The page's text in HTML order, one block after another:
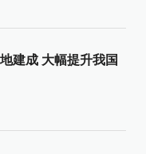
建成 大幅提升我国